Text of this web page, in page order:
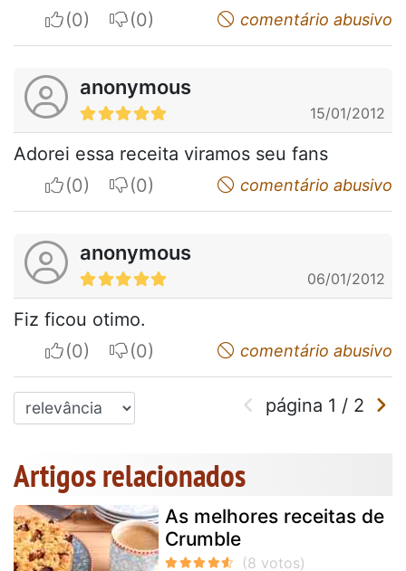
I apreciateI do not appreciatecomentário abusivo
anonymous
15/01/2012
Adorei essa receita viramos seu fans
I apreciateI do not appreciatecomentário abusivo
anonymous
06/01/2012
Fiz ficou otimo.
I apreciateI do not appreciatecomentário abusivo
página 1 / 2
Artigos relacionados
As melhores receitas de
Crumble